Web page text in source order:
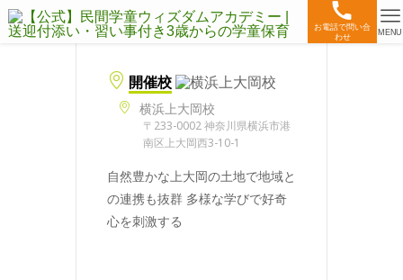
お電話で問い合
わせ
MENU
開催校
横浜上大岡校
〒233-0002 神奈川県横浜市港
南区上大岡西3-10-1
自然豊かな上大岡の土地で地域と
の連携も抜群 多様な学びで好奇
心を刺激する